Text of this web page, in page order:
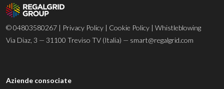
© 04803580267 | Privacy Policy | Cookie Policy | Whistleblowing
Via Diaz, 3 — 31100 Treviso TV (Italia) — smart@regalgrid.com
Aziende consociate